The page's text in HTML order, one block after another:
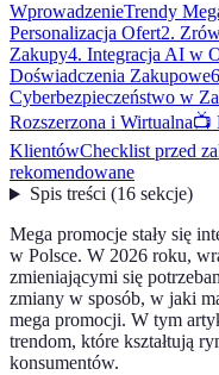
WprowadzenieTrendy
Personalizacja Ofert2.
Zakupy4. Integracja AI w
Doświadczenia Zakupowe
Cyberbezpieczeństwo w
Rozszerzona i Wirtualna📺
KlientówChecklist przed
rekomendowane
Spis treści(16 sekcje)
Mega promocje stały się
w Polsce. W 2026 roku,
zmieniającymi się
zmiany w sposób, w jaki
mega promocji. W tym
trendom, które kształtują
konsumentów.